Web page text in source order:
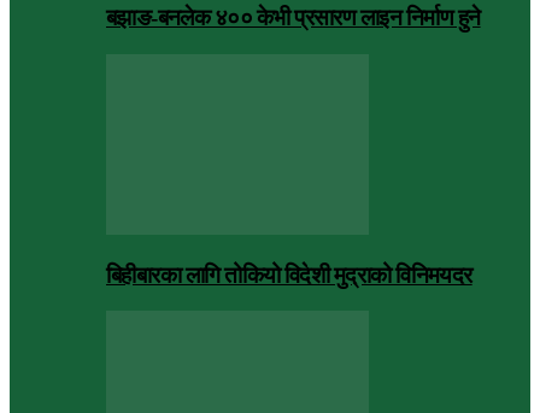
बझाङ-बनलेक ४०० केभी प्रसारण लाइन निर्माण हुने
बिहीबारका लागि तोकियो विदेशी मुद्राको विनिमयदर